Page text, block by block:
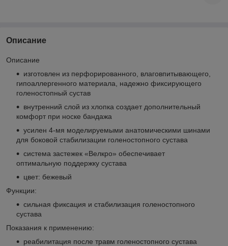
Описание
Описание
изготовлен из перфорированного, влаговпитывающего,
гипоаллергенного материала, надежно фиксирующего
голеностопный сустав
внутренний слой из хлопка создает дополнительный
комфорт при носке бандажа
усилен 4-мя моделируемыми анатомическими шинами
для боковой стабилизации голеностопного сустава
система застежек «Велкро» обеспечивает
оптимальную поддержку сустава
цвет: бежевый
Функции:
сильная фиксация и стабилизация голеностопного
сустава
Показания к применению:
реабилитация после травм голеностопного сустава